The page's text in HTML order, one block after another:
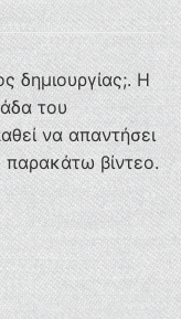
δημιουργίας;. Η
του
να απαντήσει
παρακάτω βίντεο.